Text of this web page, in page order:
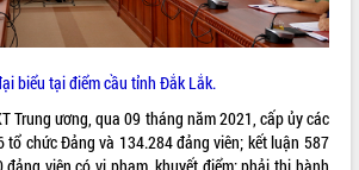
biểu tại điểm cầu tỉnh Đắk Lắk.
Trung ương, qua 09 tháng năm 2021, cấp ủy các
tổ chức Đảng và 134.284 đảng viên; kết luận 587
viên có vi phạm, khuyết điểm; phải thi hành